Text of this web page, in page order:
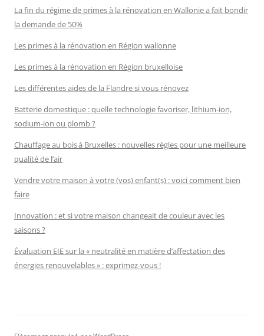
La fin du régime de primes à la rénovation en Wallonie a fait bondir
la demande de 50%
Les primes à la rénovation en Région wallonne
Les primes à la rénovation en Région bruxelloise
Les différentes aides de la Flandre si vous rénovez
Batterie domestique : quelle technologie favoriser, lithium-ion,
sodium-ion ou plomb ?
Chauffage au bois à Bruxelles : nouvelles règles pour une meilleure
qualité de l’air
Vendre votre maison à votre (vos) enfant(s) : voici comment bien
faire
Innovation : et si votre maison changeait de couleur avec les
saisons ?
Évaluation EIE sur la « neutralité en matière d’affectation des
énergies renouvelables » : exprimez-vous !